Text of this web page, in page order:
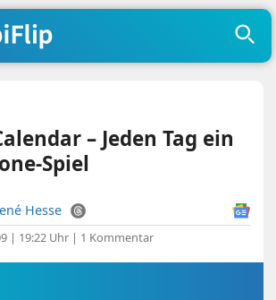
– Jeden Tag ein
Spiel
Hesse
| 19:22 Uhr | 1 Kommentar